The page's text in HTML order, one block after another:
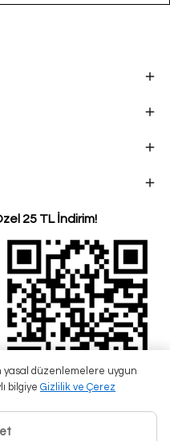
yasal düzenlemelere uygun
bilgiye Gizlilik ve Çerez
25 TL İndirim!